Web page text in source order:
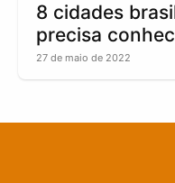
8 cidades
precisa
27 de maio de 2022